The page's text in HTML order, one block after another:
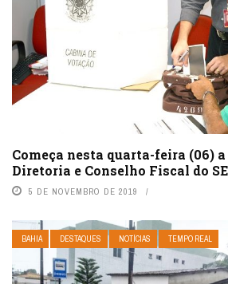
Começa nesta quarta-feira (06)
Diretoria e Conselho Fiscal do
5 DE NOVEMBRO DE 2019
BAHIA DESTAQUES NOTÍCIAS TEMPO REAL